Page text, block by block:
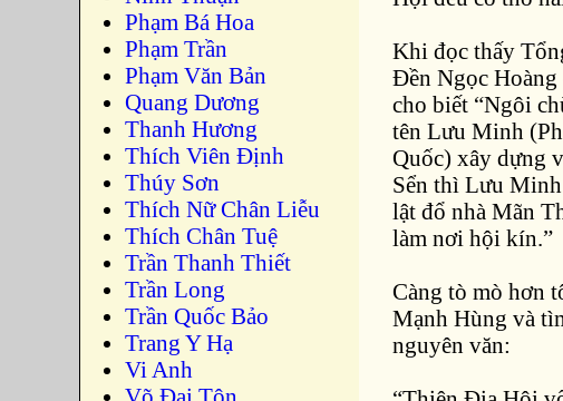
Phạm Bá Hoa
Phạm Trần
Phạm Văn Bản
Quang Dương
Thanh Hương
Thích Viên Định
Thúy Sơn
Thích Nữ Chân Liễu
Thích Chân Tuệ
Trần Thanh Thiết
Trần Long
Trần Quốc Bảo
Trang Y Hạ
Vi Anh
Võ Đại Tôn
Khi đọc thấy
Đền Ngọc
cho biết “Ngôi
tên Lưu Minh
Quốc) xây dựng
Sển thì Lưu
lật đổ nhà Mãn
làm nơi hội kín.”
Càng tò mò hơn
Mạnh Hùng và
nguyên văn: